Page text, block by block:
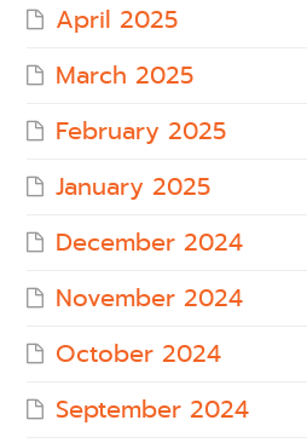
April 2025
March 2025
February 2025
January 2025
December 2024
November 2024
October 2024
September 2024